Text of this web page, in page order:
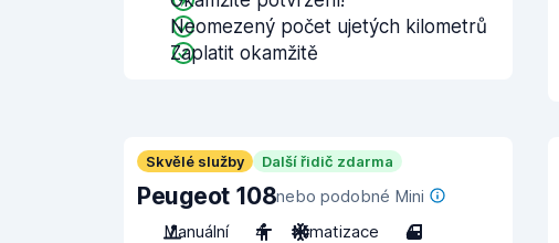
Neomezený počet ujetých kilometrů
Zaplatit okamžitě
Skvělé služby Další řidič zdarma
Peugeot 108nebo podobné Mini
Manuální
4 Klimatizace 4